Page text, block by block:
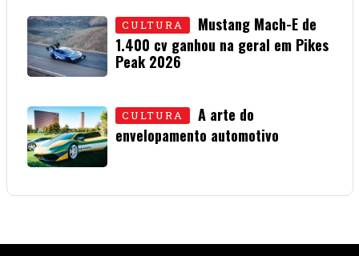
carro, acessórios, produtos e serviços
automotivos.